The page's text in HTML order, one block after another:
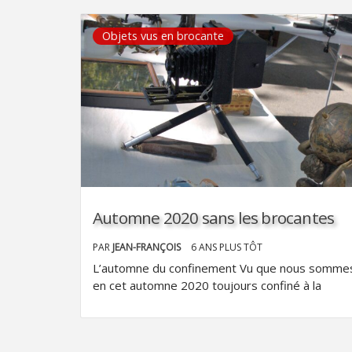
Objets vus en brocante
Automne 2020 sans les brocantes
PAR JEAN-FRANÇOIS 6 ANS PLUS TÔT
L’automne du confinement Vu que nous
en cet automne 2020 toujours confiné à la